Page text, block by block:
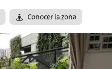
Conocer la zona